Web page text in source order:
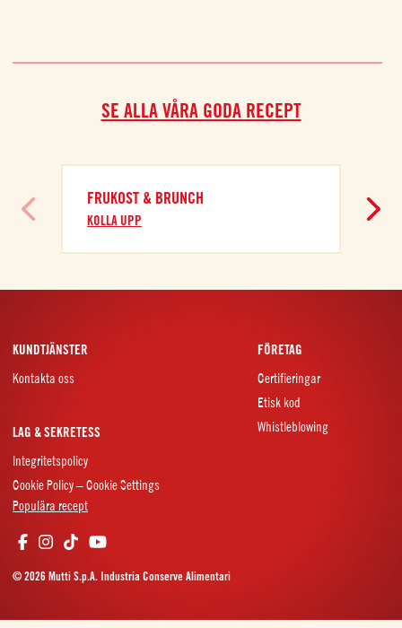
SE ALLA VÅRA GODA RECEPT
FRUKOST & BRUNCH
KOLLA UPP
KUNDTJÄNSTER
Kontakta oss
FÖRETAG
Certifieringar
Etisk kod
Whistleblowing
LAG & SEKRETESS
Integritetspolicy
Cookie Policy – Cookie Settings
Populära recept
© 2026 Mutti S.p.A. Industria Conserve Alimentari